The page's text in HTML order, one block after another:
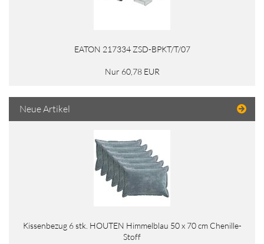
EATON 217334 ZSD-BPKT/T/07
Nur 60,78 EUR
Neue Artikel
Kissenbezug 6 stk. HOUTEN Himmelblau 50 x 70 cm Chenille-
Stoff